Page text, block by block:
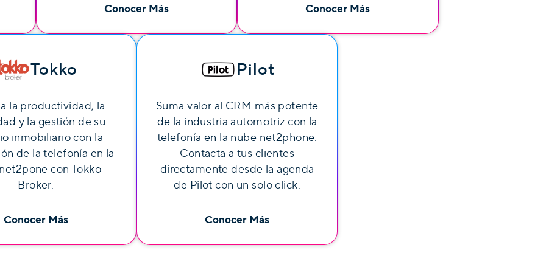
Conocer Más Conocer Más
Tokko
la productividad, la
y la gestión de su
inmobiliario con la
de la telefonía en la
con Tokko
Broker.
Conocer Más
Pilot
Suma valor al CRM más potente
de la industria automotriz con la
telefonía en la nube net2phone.
Contacta a tus clientes
directamente desde la agenda
de Pilot con un solo click.
Conocer Más